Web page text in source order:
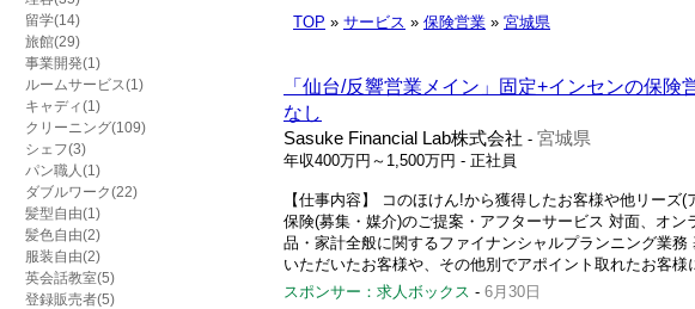
留学(14)
旅館(29)
事業開発(1)
ルームサービス(1)
キャディ(1)
クリーニング(109)
シェフ(3)
パン職人(1)
ダブルワーク(22)
髪型自由(1)
髪色自由(2)
服装自由(2)
英会話教室(5)
登録販売者(5)
TOP » サービス » 保険営業 » 宮城県
「仙台/反響営業メイン」固定+インセンの保
なし
Sasuke Financial Lab株式会社 - 宮城県
年収400万円～1,500万円 - 正社員
【仕事内容】 コのほけん!から獲得したお客様や他リー
保険(募集・媒介)のご提案・アフターサービス 対面、オ
品・家計全般に関するファイナンシャルプランニング業
いただいたお客様や、その他別でアポイント取れたお客
スポンサー：求人ボックス - 6月30日